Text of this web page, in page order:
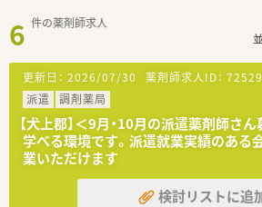
6 件の薬剤師求人
更新日： 2026/07/30 薬剤師求人ID：
派遣
調剤薬局
【犬上郡】＜9月・10月の派遣薬剤師さ
学べる環境です。派遣就業実績のある
業いただけます
検討リストに追